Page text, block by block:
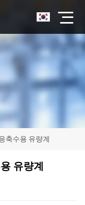
축수용 유량계
유량계